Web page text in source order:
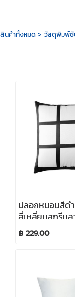
สินค้าทั้งหมด> วัสดุพิมพ์ซั
ปลอกหมอนสีด
สี่เหลี่ยมสกรีน
ช่อง (45X45cm /
17.8"X17.8")
฿ 229.00